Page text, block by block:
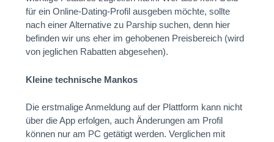
für ein Online-Dating-Profil ausgeben möchte, sollte
nach einer Alternative zu Parship suchen, denn hier
befinden wir uns eher im gehobenen Preisbereich (wird
von jeglichen Rabatten abgesehen).
Kleine technische Mankos
Die erstmalige Anmeldung auf der Plattform kann nicht
über die App erfolgen, auch Änderungen am Profil
können nur am PC getätigt werden. Verglichen mit